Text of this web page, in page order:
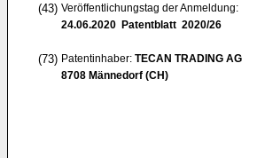
(43) Veröffentlichungstag der Anmeldung:
24.06.2020 Patentblatt 2020/26
(73) Patentinhaber: TECAN TRADING AG
8708 Männedorf (CH)